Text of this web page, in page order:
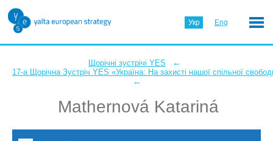
Укр Eng
Щорічні зустрічі YES ←
17-а Щорічна Зустріч YES «Україна: На захисті нашої спільної
←
Mathernová Katariná